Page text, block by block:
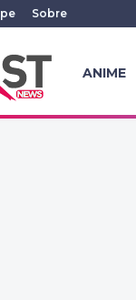
Sobre
ANIME